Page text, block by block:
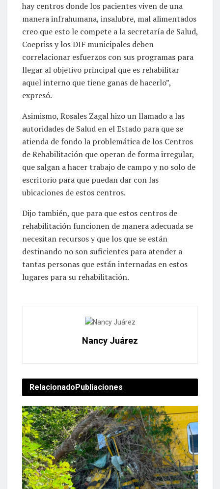
hay centros donde los pacientes viven de una
manera infrahumana, insalubre, mal alimentados
creo que esto le compete a la secretaría de Salud,
Coepriss y los DIF municipales deben
correlacionar esfuerzos con sus programas para
llegar al objetivo principal que es rehabilitar
aquel interno que tiene ganas de hacerlo”,
expresó.
Asimismo, Rosales Zagal hizo un llamado a las
autoridades de Salud en el Estado para que se
atienda de fondo la problemática de los Centros
de Rehabilitación que operan de forma irregular,
que salgan a hacer trabajo de campo y no solo de
escritorio para que puedan dar con las
ubicaciones de estos centros.
Dijo también, que para que estos centros de
rehabilitación funcionen de manera adecuada se
necesitan recursos y que los que se están
destinando no son suficientes para atender a
tantas personas que están internadas en estos
lugares para su rehabilitación.
Nancy Juárez
Relacionado Publiaciones